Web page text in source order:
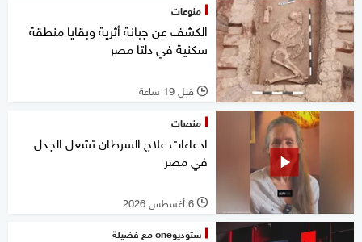
منوعات
الكشف عن جبانة أثرية وبقايا منطقة
سكنية في دلتا مصر
l قبل 19 ساعة
منصات
ادعاءات علاج السرطان تشعل الجدل
في مصر
l 6 أغسطس 2026
ستوديوone مع فضيلة